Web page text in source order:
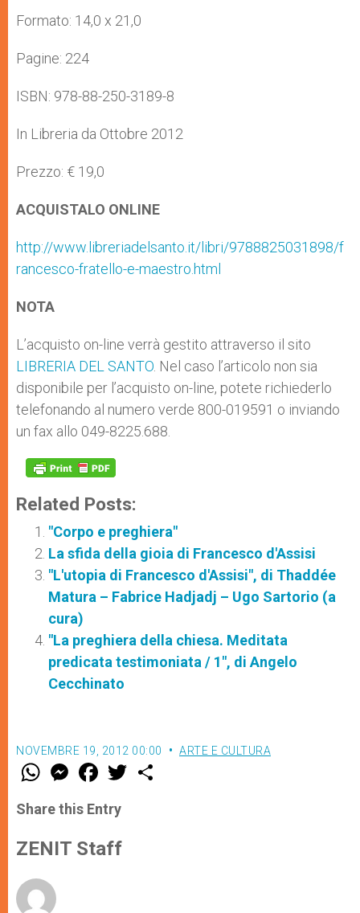
Formato: 14,0 x 21,0
Pagine: 224
ISBN: 978-88-250-3189-8
In Libreria da Ottobre 2012
Prezzo: € 19,0
ACQUISTALO ONLINE
http://www.libreriadelsanto.it/libri/9788825031898/f
rancesco-fratello-e-maestro.html
NOTA
L’acquisto on-line verrà gestito attraverso il sito
LIBRERIA DEL SANTO . Nel caso l’articolo non sia
disponibile per l’acquisto on-line, potete richiederlo
telefonando al numero verde 800-019591 o inviando
un fax allo 049-8225.688.
Related Posts:
"Corpo e preghiera"
La sfida della gioia di Francesco d'Assisi
"L'utopia di Francesco d'Assisi", di Thaddée
Matura – Fabrice Hadjadj – Ugo Sartorio (a
cura)
"La preghiera della chiesa. Meditata
predicata testimoniata / 1", di Angelo
Cecchinato
NOVEMBRE 19, 2012 00:00 ARTE E CULTURA
W
t
s
p
p
M
e
s
e
g
e
F
a
e
b
o
k
w
Share this Entry
ZENIT Staff